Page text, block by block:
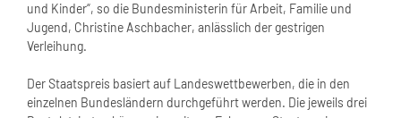
und Kinder“, so die Bundesministerin für Arbeit, Familie und
Jugend, Christine Aschbacher, anlässlich der gestrigen
Verleihung.
Der Staatspreis basiert auf Landeswettbewerben, die in den
einzelnen Bundesländern durchgeführt werden. Die jeweils drei